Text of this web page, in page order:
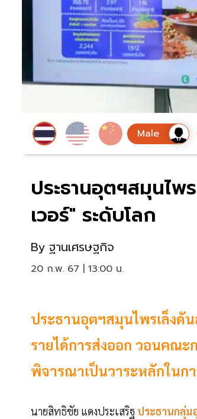
ประธานอุตฯสมุนไ
เวอร์" ระดับโลก
By ฐานเศรษฐกิจ
20 ก.พ. 67 | 13:00 น.
ประธานอุตฯสมุนไพรเล็งดั
รายได้การส่งออก วอนคณ
พิจารณาเป็นวาระหลักในก
นายสิทธิชัย แดงประเสริฐ ประธานกลุ่ม